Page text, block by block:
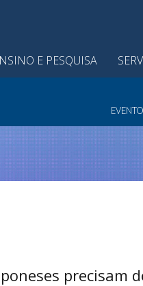
E PESQUISA
precisam